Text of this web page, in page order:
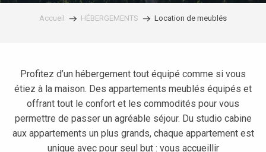
Accueil HÉBERGEMENTS Location de meublés
Profitez d’un hébergement tout équipé comme si vous
étiez à la maison. Des appartements meublés équipés et
offrant tout le confort et les commodités pour vous
permettre de passer un agréable séjour. Du studio cabine
aux appartements un plus grands, chaque appartement est
unique avec pour seul but : vous accueillir